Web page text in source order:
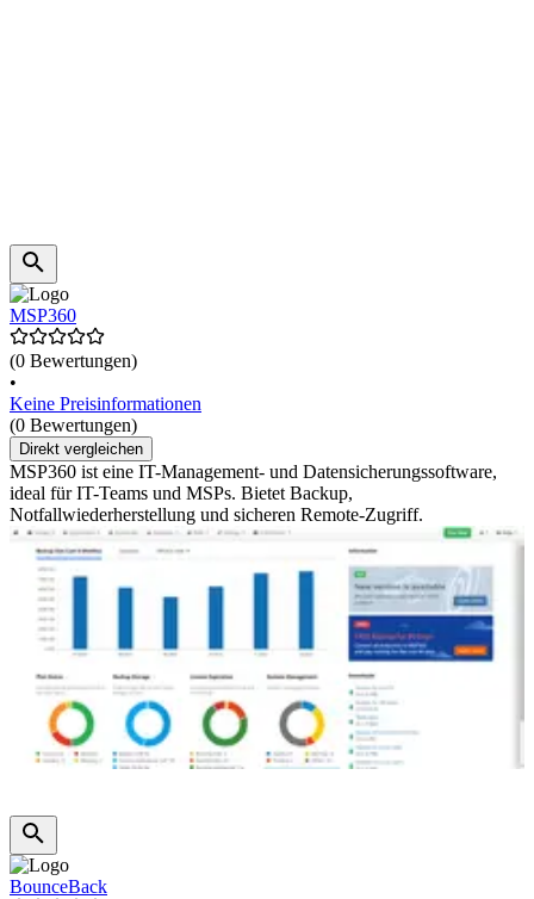
MSP360
(0 Bewertungen)
•
Keine Preisinformationen
(0 Bewertungen)
Direkt vergleichen
MSP360 ist eine IT-Management- und Datensicherungssoftware,
ideal für IT-Teams und MSPs. Bietet Backup,
Notfallwiederherstellung und sicheren Remote-Zugriff.
BounceBack